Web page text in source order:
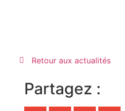
Retour aux actualités
Partagez :